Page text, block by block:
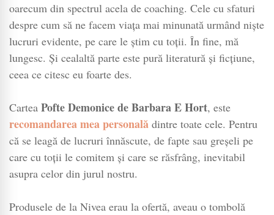
oarecum din spectrul acela de coaching. Cele cu sfaturi
despre cum să ne facem viața mai minunată urmând niște
lucruri evidente, pe care le știm cu toții. În fine, mă
lungesc. Și cealaltă parte este pură literatură și ficțiune,
ceea ce citesc eu foarte des.
Cartea Pofte Demonice de Barbara E Hort, este
recomandarea mea personală dintre toate cele. Pentru
că se leagă de lucruri înnăscute, de fapte sau greșeli pe
care cu toții le comitem și care se răsfrâng, inevitabil
asupra celor din jurul nostru.
Produsele de la Nivea erau la ofertă, aveau o tombolă